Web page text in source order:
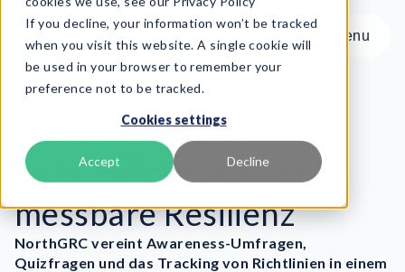
If you decline, your information won’t be tracked
when you visit this website. A single cookie will
be used in your browser to remember your
preference not to be tracked.
Cookies settings
Accept Decline
Menu
Menu
Produkt
Services
Ressourcen
Über uns
Book Demo
Awareness
Verwandeln Sie
menschliche Risiken in
messbare Resilienz
NorthGRC vereint Awareness-Umfragen,
Quizfragen und das Tracking von Richtlinien in einem